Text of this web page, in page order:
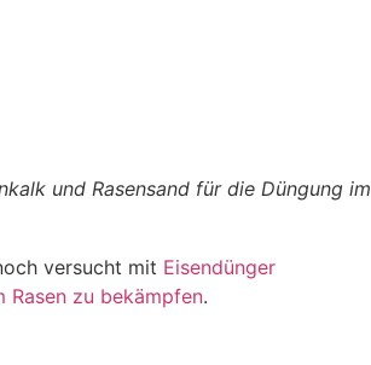
und Rasensand für die Düngung im
versucht mit Eisendünger
Rasen zu bekämpfen.